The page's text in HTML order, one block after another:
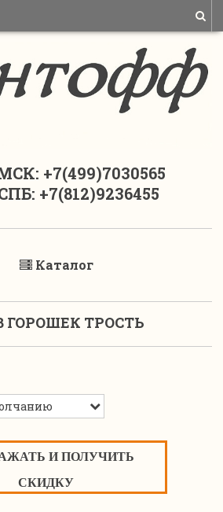
Каталог
ГОРОШЕК ТРОСТЬ
И ПОЛУЧИТЬ
СКИДКУ